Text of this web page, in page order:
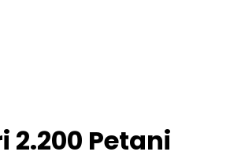
2.200 Petani